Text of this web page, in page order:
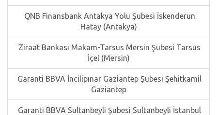
QNB Finansbank Antakya Yolu Şubesi İskenderun
Hatay (Antakya)
Ziraat Bankası Makam-Tarsus Mersin Şubesi Tarsus
İçel (Mersin)
Garanti BBVA İncilipınar Gaziantep Şubesi Şehitkamil
Gaziantep
Garanti BBVA Sultanbeyli Şubesi Sultanbeyli İstanbul